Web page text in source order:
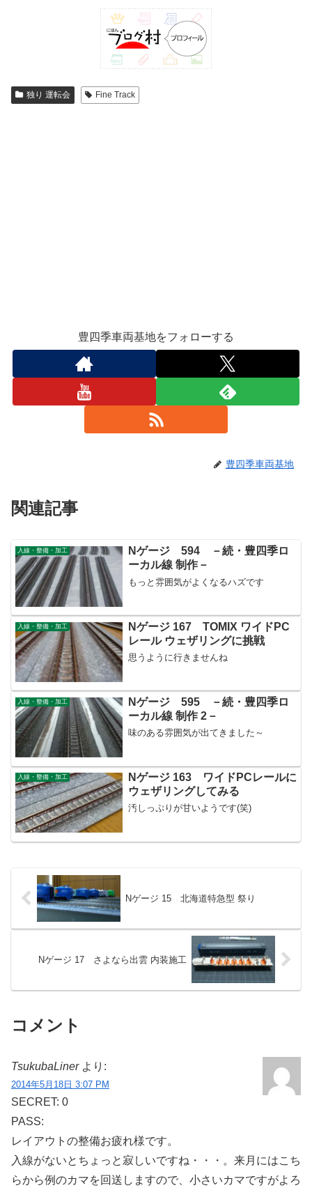
独り 運転会 Fine Track
豊四季車両基地をフォローする
豊四季車両基地
関連記事
入線・整備・加工
Nゲージ 594 －続・豊四季ロ
ーカル線 制作－
もっと雰囲気がよくなるハズです
入線・整備・加工
Nゲージ 167 TOMIX ワイドPC
レール ウェザリングに挑戦
思うように行きませんね
入線・整備・加工
Nゲージ 595 －続・豊四季ロ
ーカル線 制作 2－
味のある雰囲気が出てきました～
入線・整備・加工
Nゲージ 163 ワイドPCレールに
ウェザリングしてみる
汚しっぷりが甘いようです(笑)
Nゲージ 15 北海道特急型 祭り
Nゲージ 17 さよなら出雲 内装施工
コメント
TsukubaLiner より:
2014年5月18日 3:07 PM
SECRET: 0
PASS:
レイアウトの整備お疲れ様です。
入線がないとちょっと寂しいですね・・・。来月にはこち
らから例のカマを回送しますので、小さいカマですがよろ